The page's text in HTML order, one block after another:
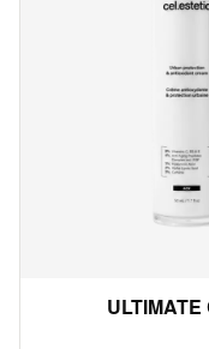
ULTIMATE